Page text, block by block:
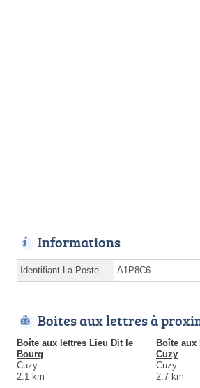
Informations
Identifiant La Poste A1P8C6
Boites aux lettres à
Boîte aux lettres Lieu Dit le
Bourg
Cuzy
2.1 km
Boîte aux
Cuzy
Cuzy
2.7 km